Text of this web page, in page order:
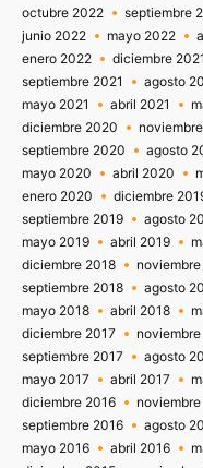
octubre 2022
septiembre
junio 2022
mayo 2022
enero 2022
diciembre 2021
septiembre 2021
agosto
mayo 2021
abril 2021
diciembre 2020
septiembre 2020
agosto
mayo 2020
abril 2020
enero 2020
diciembre
septiembre 2019
agosto
mayo 2019
abril 2019
diciembre 2018
septiembre 2018
agosto
mayo 2018
abril 2018
diciembre 2017
septiembre 2017
agosto
mayo 2017
abril 2017
diciembre 2016
septiembre 2016
agosto
mayo 2016
abril 2016